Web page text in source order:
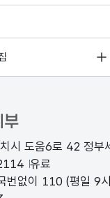
시 도움6로 42 정부
유료
번없이 110 (평일 9